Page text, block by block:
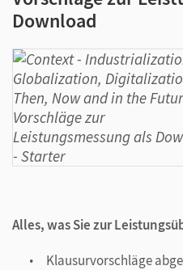
Download
Alles, was Sie zur
Klausurvorschläge